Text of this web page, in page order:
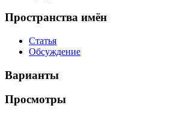
Пространства имён
Статья
Обсуждение
Варианты
Просмотры